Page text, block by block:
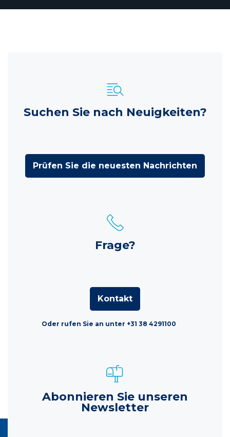
Suchen Sie nach Neuigkeiten?
Prüfen Sie die neuesten Nachrichten
Frage?
Kontakt
Oder rufen Sie an unter +31 38 4291100
Abonnieren Sie unseren
Newsletter